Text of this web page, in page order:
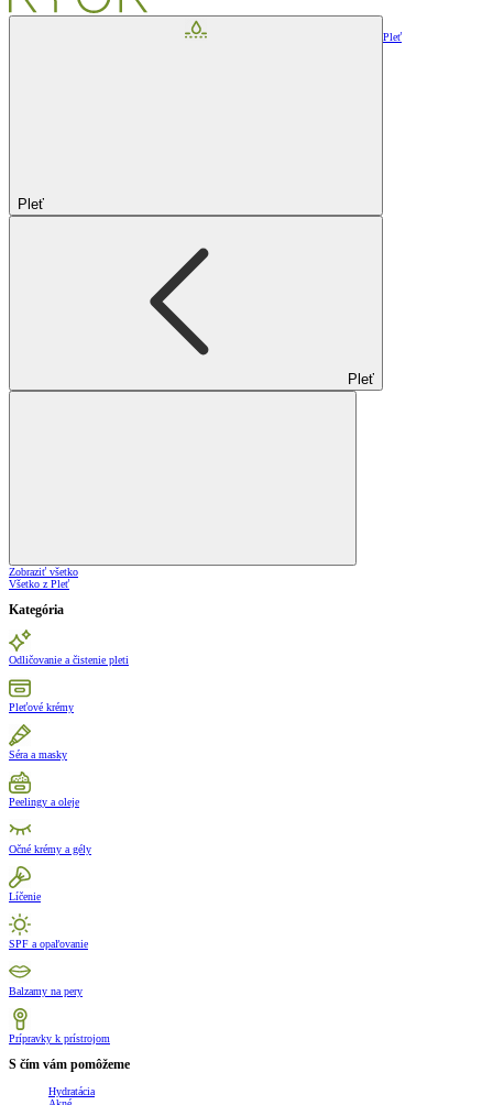
Pleť
Pleť
Pleť
Zobraziť všetko
Všetko z Pleť
Kategória
Odličovanie a čistenie pleti
Pleťové krémy
Séra a masky
Peelingy a oleje
Očné krémy a gély
Líčenie
SPF a opaľovanie
Balzamy na pery
Prípravky k prístrojom
S čím vám pomôžeme
Hydratácia